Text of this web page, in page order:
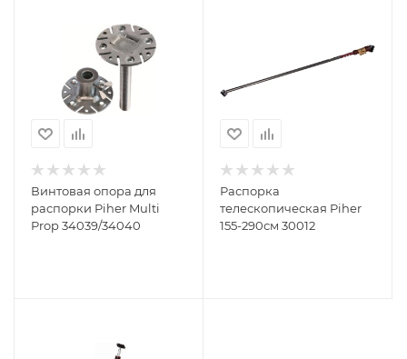
Винтовая опора для
распорки Piher Multi
Prop 34039/34040
Распорка
телескопическая Piher
155-290см 30012